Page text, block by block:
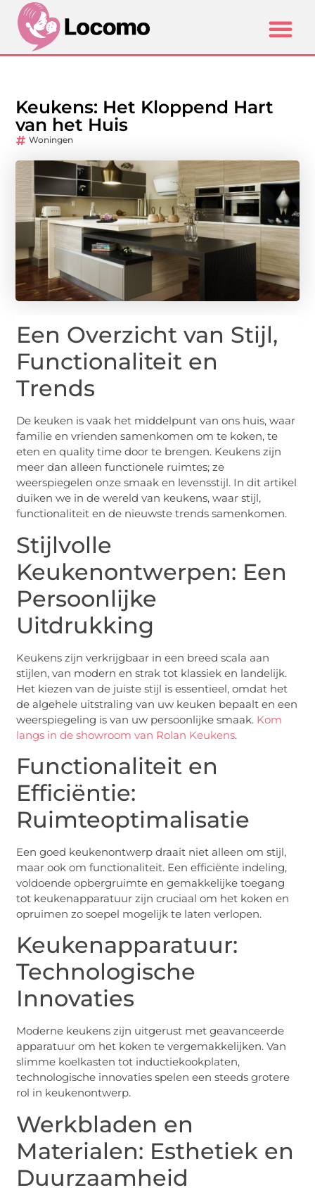
Keukens: Het Kloppend Hart
van het Huis
Woningen
Een Overzicht van Stijl,
Functionaliteit en
Trends
De keuken is vaak het middelpunt van ons huis, waar
familie en vrienden samenkomen om te koken, te
eten en quality time door te brengen. Keukens zijn
meer dan alleen functionele ruimtes; ze
weerspiegelen onze smaak en levensstijl. In dit artikel
duiken we in de wereld van keukens, waar stijl,
functionaliteit en de nieuwste trends samenkomen.
Stijlvolle
Keukenontwerpen: Een
Persoonlijke
Uitdrukking
Keukens zijn verkrijgbaar in een breed scala aan
stijlen, van modern en strak tot klassiek en landelijk.
Het kiezen van de juiste stijl is essentieel, omdat het
de algehele uitstraling van uw keuken bepaalt en een
weerspiegeling is van uw persoonlijke smaak. Kom
langs in de showroom van Rolan Keukens.
Functionaliteit en
Efficiëntie:
Ruimteoptimalisatie
Een goed keukenontwerp draait niet alleen om stijl,
maar ook om functionaliteit. Een efficiënte indeling,
voldoende opbergruimte en gemakkelijke toegang
tot keukenapparatuur zijn cruciaal om het koken en
opruimen zo soepel mogelijk te laten verlopen.
Keukenapparatuur:
Technologische
Innovaties
Moderne keukens zijn uitgerust met geavanceerde
apparatuur om het koken te vergemakkelijken. Van
slimme koelkasten tot inductiekookplaten,
technologische innovaties spelen een steeds grotere
rol in keukenontwerp.
Werkbladen en
Materialen: Esthetiek en
Duurzaamheid